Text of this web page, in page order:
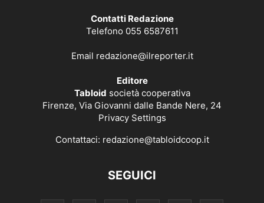
Contatti Redazione
Telefono 055 6587611
Email redazione@ilreporter.it
Editore
Tabloid società cooperativa
Firenze, Via Giovanni dalle Bande Nere, 24
Privacy Settings
Contattaci: redazione@tabloidcoop.it
SEGUICI